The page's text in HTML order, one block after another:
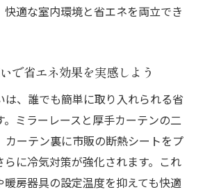
快適な室内環境と省エネを両立でき
で省エネ効果を実感しよう
は、誰でも簡単に取り入れられる省
ミラーレースと厚手カーテンの二
カーテン裏に市販の断熱シートをプ
らに冷気対策が強化されます。これ
暖房器具の設定温度を抑えても快適